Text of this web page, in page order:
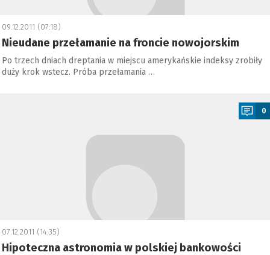
09.12.2011 (07:18)
Nieudane przełamanie na froncie nowojorskim
Po trzech dniach dreptania w miejscu amerykańskie indeksy zrobiły
duży krok wstecz. Próba przełamania …
0
07.12.2011 (14:35)
Hipoteczna astronomia w polskiej bankowości